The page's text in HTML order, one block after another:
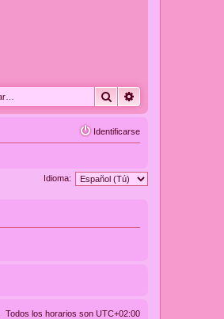
Buscar
Identificarse
Idioma:
Todos los horarios son UTC+02:00